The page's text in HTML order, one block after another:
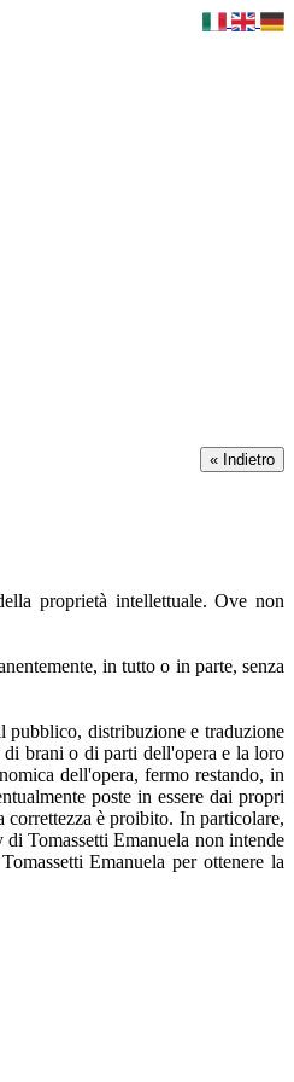
proprietà intellettuale. Ove non
in tutto o in parte, senza
pubblico, distribuzione e traduzione
di brani o di parti dell'opera e la loro
dell'opera, fermo restando, in
poste in essere dai propri
è proibito. In particolare,
Tomassetti Emanuela non intende
Emanuela per ottenere la